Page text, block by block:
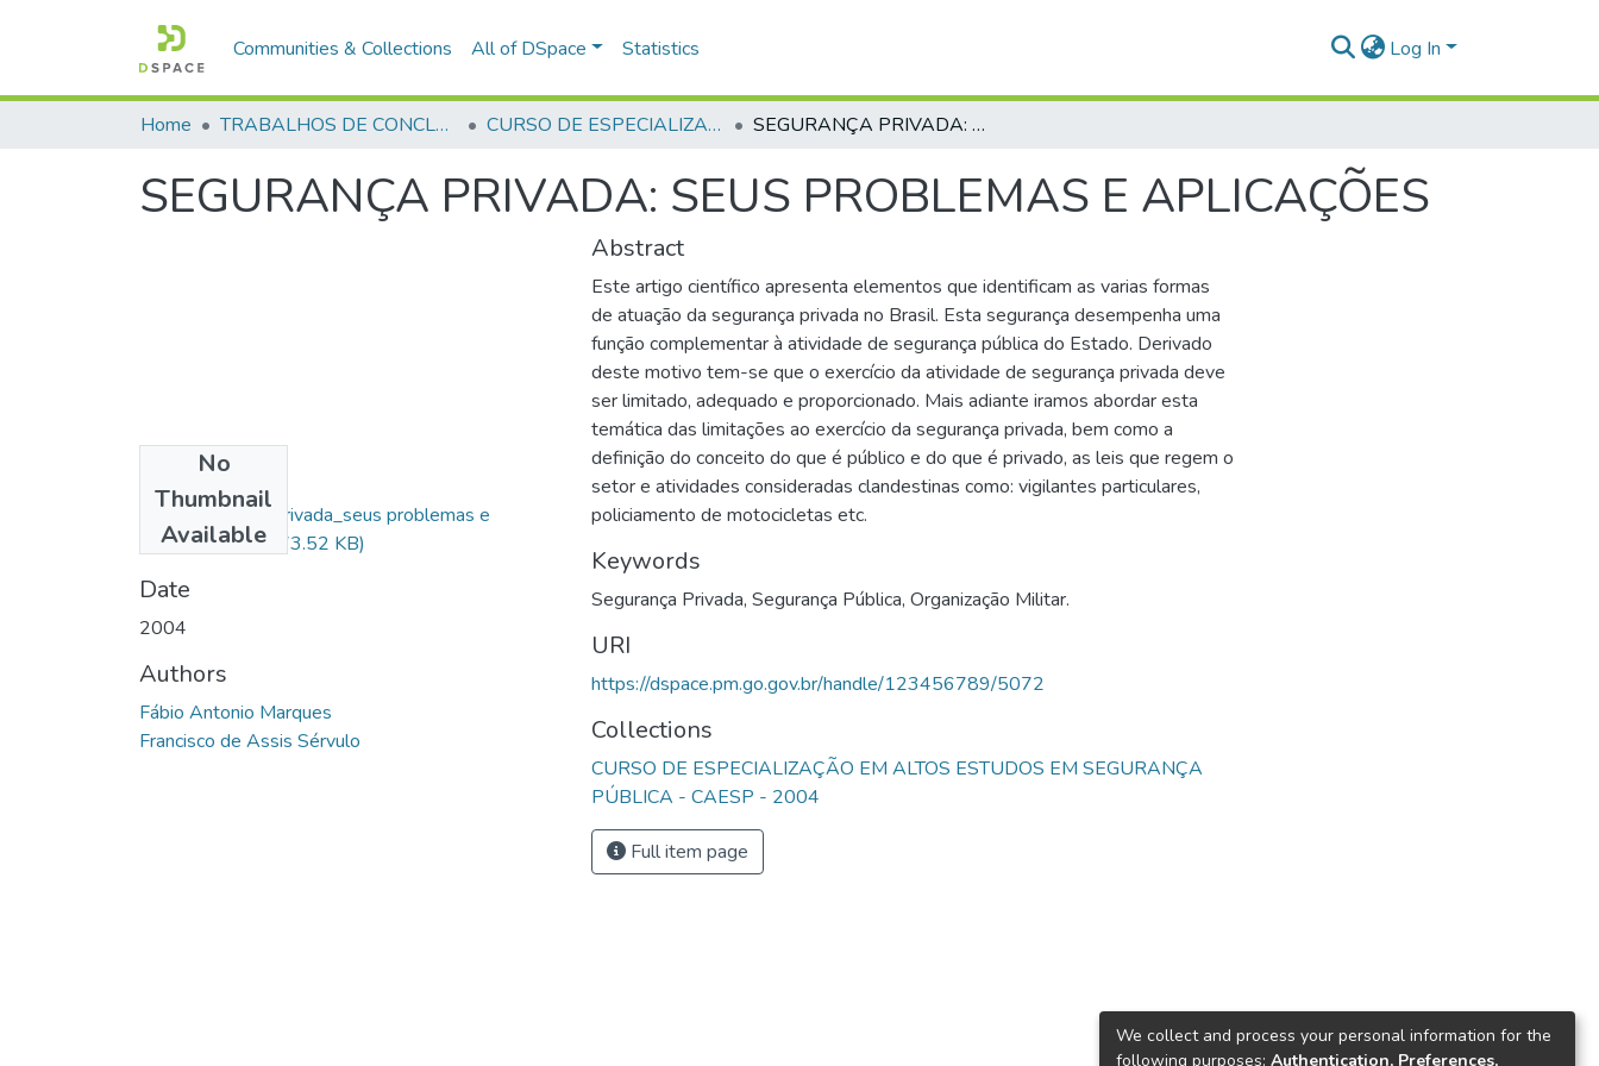
Communities & Collections All of DSpace Statistics Log In
Home TRABALHOS DE CONCLUSÃO DE CURSO - CAESP (CURSO DE ESPECIALIZAÇÃO EM ALTOS ESTUDOS EM SEGURANÇA PÚBLICA) CURSO DE ESPECIALIZAÇÃO EM ALTOS ESTUDOS EM SEGURANÇA PÚBLICA - CAESP - 2004 SEGURANÇA PRIVADA: SEUS PROBLEMAS E APLICAÇÕES
SEGURANÇA PRIVADA: SEUS PROBLEMAS E APLICAÇÕES
No
Thumbnail
Available
15 - Segurança Privada_seus problemas e
aplicações.pdf(273.52 KB)
Date
2004
Authors
Fábio Antonio Marques
Francisco de Assis Sérvulo
Abstract
Este artigo científico apresenta elementos que identificam as varias formas
de atuação da segurança privada no Brasil. Esta segurança desempenha uma
função complementar à atividade de segurança pública do Estado. Derivado
deste motivo tem-se que o exercício da atividade de segurança privada deve
ser limitado, adequado e proporcionado. Mais adiante iramos abordar esta
temática das limitações ao exercício da segurança privada, bem como a
definição do conceito do que é público e do que é privado, as leis que regem o
setor e atividades consideradas clandestinas como: vigilantes particulares,
policiamento de motocicletas etc.
Keywords
Segurança Privada, Segurança Pública, Organização Militar.
URI
https://dspace.pm.go.gov.br/handle/123456789/5072
Collections
CURSO DE ESPECIALIZAÇÃO EM ALTOS ESTUDOS EM SEGURANÇA
PÚBLICA - CAESP - 2004
Full item page
We collect and process your personal information for the
following purposes: Authentication, Preferences,